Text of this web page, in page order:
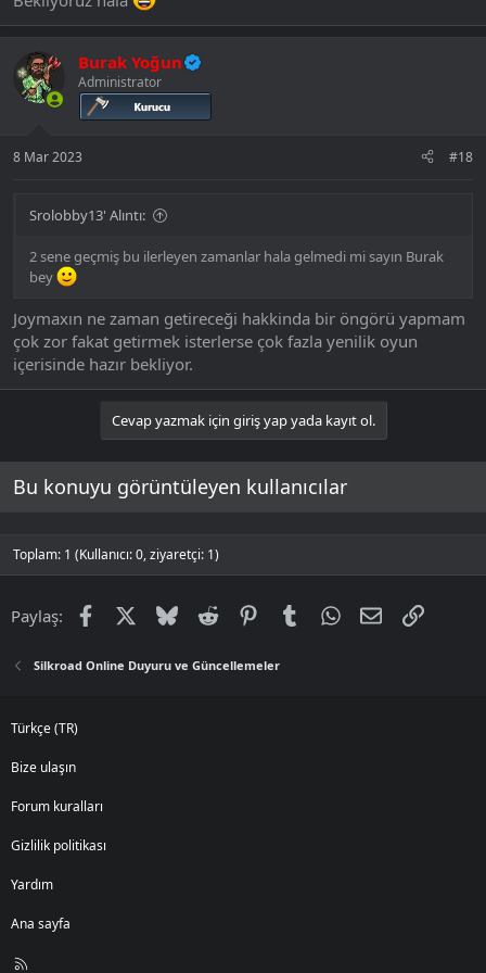
Sırasıyla İsimleri:
1- Aesima Hashish
2- Baalzebub Wing
İkinci Koleksiyon Kart Setimiz Talisman Dark ismi ile eklenmiş.
1- Abraha Spear
3- Adouns Eye
4- Dark Essence
7- Pot Piece
8- Stone Statue
Üçüncü Koleksiyon Kart Setimiz Talisman Fire ismi ile eklenmiş.
Burak Yoğun
Administrator
8 Mar 2023 #18
Srolobby13' Alıntı:
2 sene geçmiş bu ilerleyen zamanlar hala gelmedi mi sayın Burak
bey
Joymaxın ne zaman getireceği hakkinda bir öngörü yapmam
çok zor fakat getirmek isterlerse çok fazla yenilik oyun
içerisinde hazır bekliyor.
Cevap yazmak için giriş yap yada kayıt ol.
Bu konuyu görüntüleyen kullanıcılar
Toplam: 1 (Kullanıcı: 0, ziyaretçi: 1)
Paylaş: Facebook BlueskyReddit PinterestTumblrWhatsApp
E-postaLink
Silkroad Online Duyuru ve Güncellemeler
Türkçe (TR)
Bize ulaşın
Forum kuralları
Gizlilik politikası
Yardım
Ana sayfa
R